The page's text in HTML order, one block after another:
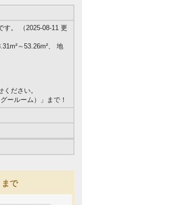
す。 （2025-08-11 更
～53.26m²、 地
ださい。
ールーム）」まで！
で